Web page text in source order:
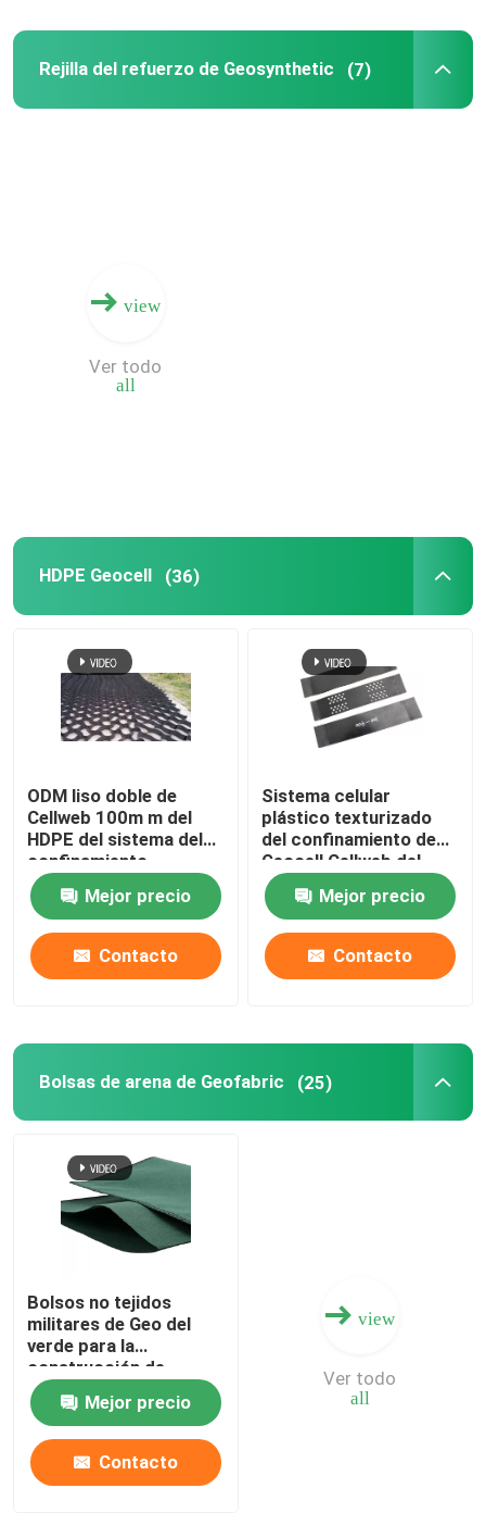
Rejilla del refuerzo de Geosynthetic
Geomembrane compuesto
Red compuesta del drenaje
Soldadora de Geomembrane
Rejilla del refuerzo de Geosynthetic (7)
view
all
Ver todo
HDPE Geocell (36)
ODM liso doble de
Cellweb 100m m del
HDPE del sistema del
confinamiento
Mejor precio
Contacto
Sistema celular
plástico texturizado
del confinamiento de
Geocell Cellweb del
HDPE para la
construcción de
carreteras
Mejor precio
Contacto
Bolsas de arena de Geofabric (25)
Bolsos no tejidos
militares de Geo del
verde para la
construcción de
dragado
Mejor precio
Contacto
view
all
Ver todo